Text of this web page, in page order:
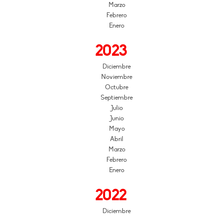
Marzo
Febrero
Enero
2023
Diciembre
Noviembre
Octubre
Septiembre
Julio
Junio
Mayo
Abril
Marzo
Febrero
Enero
2022
Diciembre